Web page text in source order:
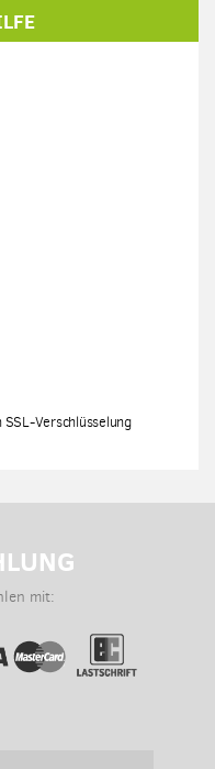
Verschlüsselung
mit: